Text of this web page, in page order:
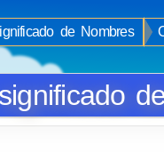
de Nombres